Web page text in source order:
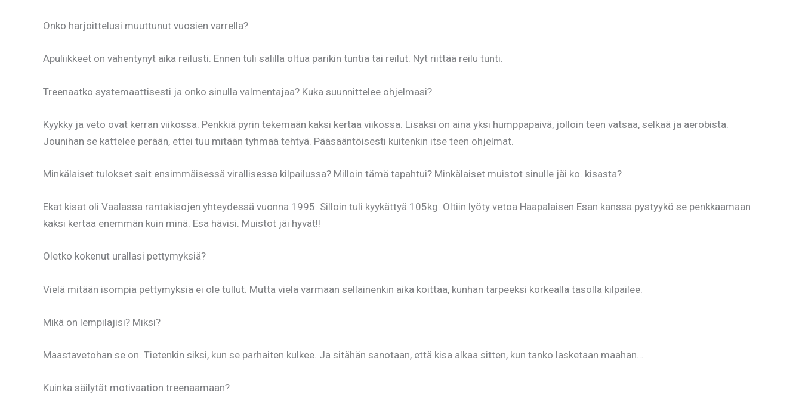
Onko harjoittelusi muuttunut vuosien varrella?
Apuliikkeet on vähentynyt aika reilusti. Ennen tuli salilla oltua parikin tuntia tai reilut. Nyt riittää reilu tunti.
Treenaatko systemaattisesti ja onko sinulla valmentajaa? Kuka suunnittelee ohjelmasi?
Kyykky ja veto ovat kerran viikossa. Penkkiä pyrin tekemään kaksi kertaa viikossa. Lisäksi on aina yksi humppapäivä, jolloin teen vatsaa, selkää ja aerobista.
Jounihan se kattelee perään, ettei tuu mitään tyhmää tehtyä. Pääsääntöisesti kuitenkin itse teen ohjelmat.
Minkälaiset tulokset sait ensimmäisessä virallisessa kilpailussa? Milloin tämä tapahtui? Minkälaiset muistot sinulle jäi ko. kisasta?
Ekat kisat oli Vaalassa rantakisojen yhteydessä vuonna 1995. Silloin tuli kyykättyä 105kg. Oltiin lyöty vetoa Haapalaisen Esan kanssa pystyykö se penkkaamaan
kaksi kertaa enemmän kuin minä. Esa hävisi. Muistot jäi hyvät!!
Oletko kokenut urallasi pettymyksiä?
Vielä mitään isompia pettymyksiä ei ole tullut. Mutta vielä varmaan sellainenkin aika koittaa, kunhan tarpeeksi korkealla tasolla kilpailee.
Mikä on lempilajisi? Miksi?
Maastavetohan se on. Tietenkin siksi, kun se parhaiten kulkee. Ja sitähän sanotaan, että kisa alkaa sitten, kun tanko lasketaan maahan…
Kuinka säilytät motivaation treenaamaan?